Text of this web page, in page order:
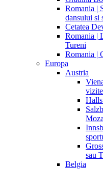
Romania |
dansului si
Cetatea
Romania |
Tureni
Romania |
Europa
Austria
sau
Belgia